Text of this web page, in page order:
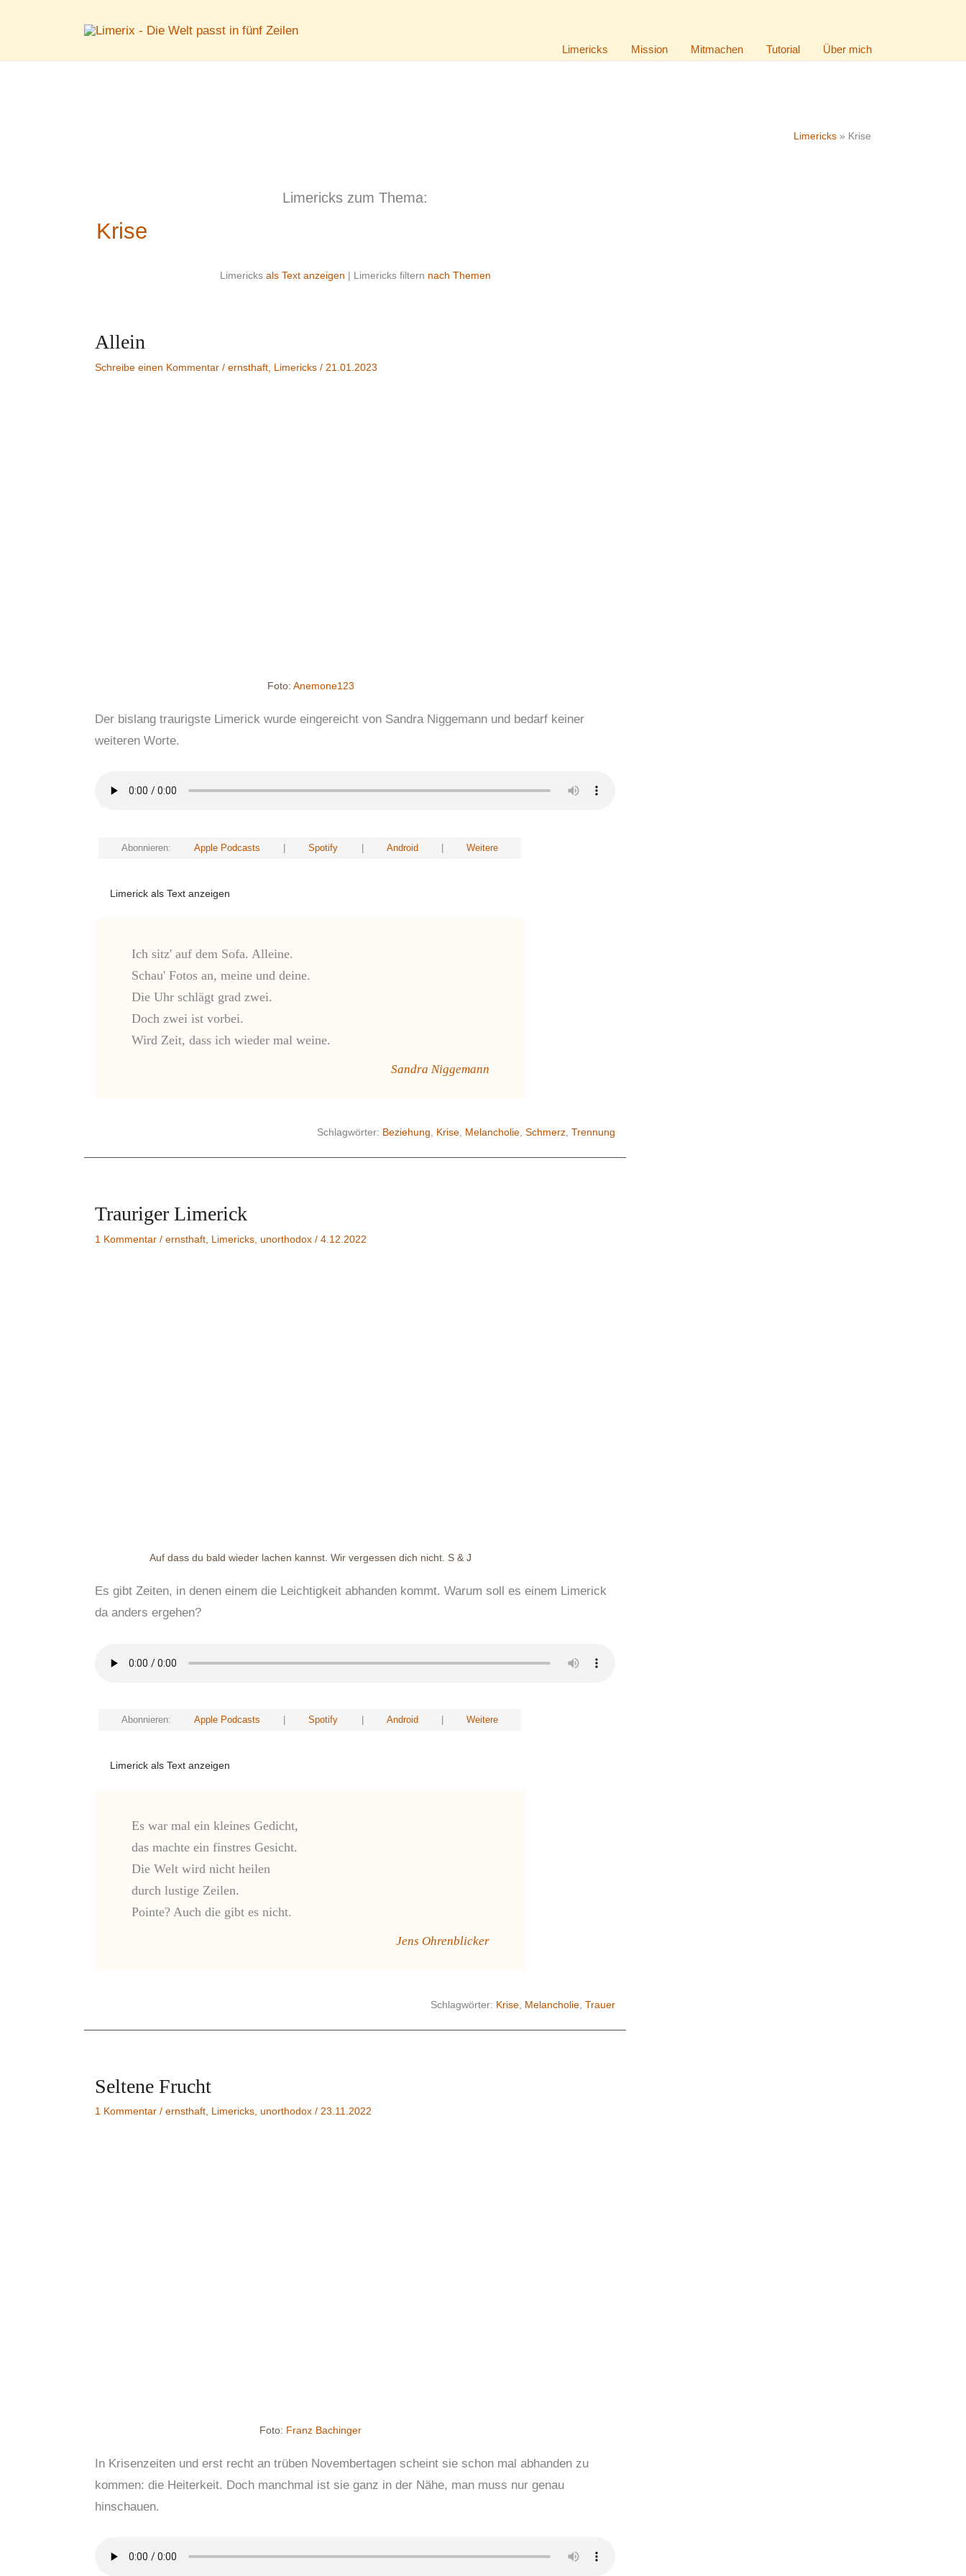
Limericks Mission Mitmachen Tutorial Über mich
Limericks » Krise
Limericks zum Thema:
Krise
Limericks als Text anzeigen | Limericks filtern nach Themen
Allein
Schreibe einen Kommentar / ernsthaft Limericks / 21.01.2023
Foto: Anemone123
Der bislang traurigste Limerick wurde eingereicht von Sandra Niggemann und bedarf keiner
weiteren Worte.
Abonnieren: Apple Podcasts | Spotify | Android | Weitere
Limerick als Text anzeigen
Ich sitz' auf dem Sofa. Alleine.
Schau' Fotos an, meine und deine.
Die Uhr schlägt grad zwei.
Doch zwei ist vorbei.
Wird Zeit, dass ich wieder mal weine.
Sandra Niggemann
Schlagwörter: Beziehung, Krise, Melancholie,Schmerz,Trennung
Trauriger Limerick
1 Kommentar / ernsthaft Limericks unorthodox / 4.12.2022
Auf dass du bald wieder lachen kannst. Wir vergessen dich nicht. S & J
Es gibt Zeiten, in denen einem die Leichtigkeit abhanden kommt. Warum soll es einem Limerick
da anders ergehen?
Abonnieren: Apple Podcasts Spotify Android Weitere
Limerick als Text anzeigen
Es war mal ein kleines Gedicht,
das machte ein finstres Gesicht.
Die Welt wird nicht heilen
durch lustige Zeilen.
Pointe? Auch die gibt es nicht.
Jens Ohrenblicker
Schlagwörter: Krise Melancholie ,Trauer
Seltene Frucht
1 Kommentar / ernsthaft, Limericks, unorthodox / 23.11.2022
Foto: Franz Bachinger
In Krisenzeiten und erst recht an trüben Novembertagen scheint sie schon mal abhanden zu
kommen: die Heiterkeit. Doch manchmal ist sie ganz in der Nähe, man muss nur genau
hinschauen.